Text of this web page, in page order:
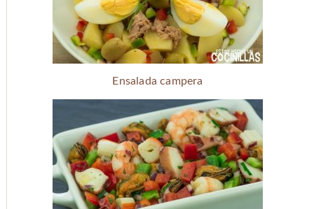
Ensalada campera